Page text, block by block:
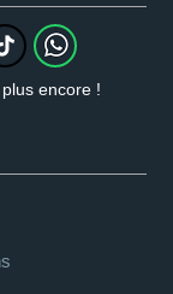
encore !